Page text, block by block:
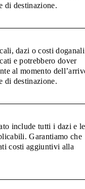
di destinazione.
dazi o costi doganali
e potrebbero dover
al momento
di destinazione.
include tutti i dazi e le
Garantiamo che
costi aggiuntivi alla